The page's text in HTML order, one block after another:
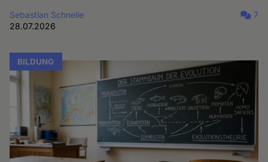
Sebastian Schnelle
28.07.2026
7
BILDUNG